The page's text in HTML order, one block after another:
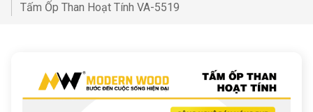
Tấm Ốp Than Hoạt Tính VA-5519